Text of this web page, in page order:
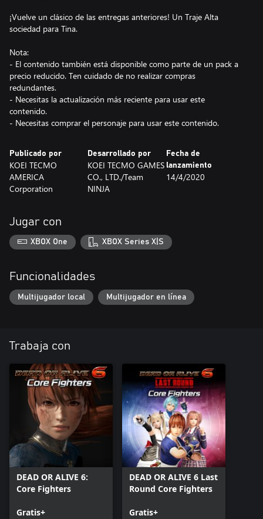
¡Vuelve un clásico de las entregas anteriores! Un Traje Alta
sociedad para Tina.
Nota:
- El contenido también está disponible como parte de un pack a
precio reducido. Ten cuidado de no realizar compras
redundantes.
- Necesitas la actualización más reciente para usar este
contenido.
- Necesitas comprar el personaje para usar este contenido.
Publicado por
KOEI TECMO
AMERICA
Corporation
Desarrollado por
KOEI TECMO GAMES
CO., LTD./Team
NINJA
Fecha de
lanzamiento
14/4/2020
Jugar con
XBOX One XBOX Series X|S
Funcionalidades
Multijugador local Multijugador en línea
Trabaja con
DEAD OR ALIVE 6:
Core Fighters
Gratis+
DEAD OR ALIVE 6 Last
Round Core Fighters
Gratis+